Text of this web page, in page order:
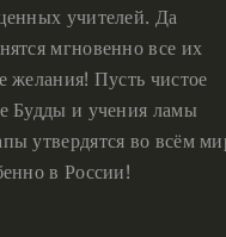
учителей. Да
мгновенно все их
желания! Пусть чистое
Будды и учения ламы
утвердятся во всём
в России!